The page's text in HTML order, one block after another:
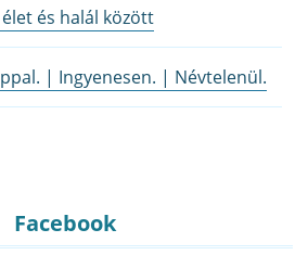
és halál között
| Ingyenesen. | Névtelenül.
Facebook